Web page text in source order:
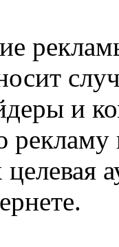
и
целевая